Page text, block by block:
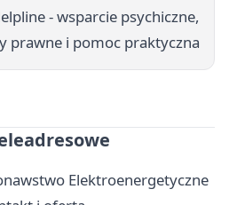
- wsparcie psychiczne,
prawne i pomoc praktyczna
Elektroenergetyczne